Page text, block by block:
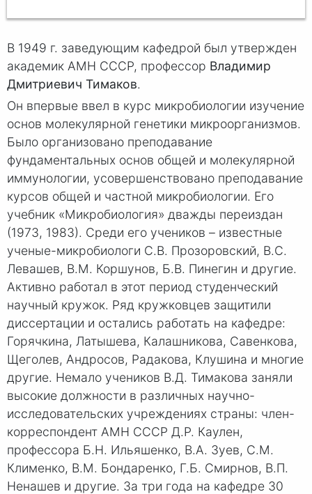
В 1949 г. заведующим кафедрой был утвержден
академик АМН СССР, профессор Владимир
Дмитриевич Тимаков.
Он впервые ввел в курс микробиологии изучение
основ молекулярной генетики микроорганизмов.
Было организовано преподавание
фундаментальных основ общей и молекулярной
иммунологии, усовершенствовано преподавание
курсов общей и частной микробиологии. Его
учебник «Микробиология» дважды переиздан
(1973, 1983). Среди его учеников – известные
ученые-микробиологи С.В. Прозоровский, В.С.
Левашев, В.М. Коршунов, Б.В. Пинегин и другие.
Активно работал в этот период студенческий
научный кружок. Ряд кружковцев защитили
диссертации и остались работать на кафедре:
Горячкина, Латышева, Калашникова, Савенкова,
Щеголев, Андросов, Радакова, Клушина и многие
другие. Немало учеников В.Д. Тимакова заняли
высокие должности в различных научно-
исследовательских учреждениях страны: член-
корреспондент АМН СССР Д.Р. Каулен,
профессора Б.Н. Ильяшенко, В.А. Зуев, С.М.
Клименко, В.М. Бондаренко, Г.Б. Смирнов, В.П.
Ненашев и другие. За три года на кафедре 30